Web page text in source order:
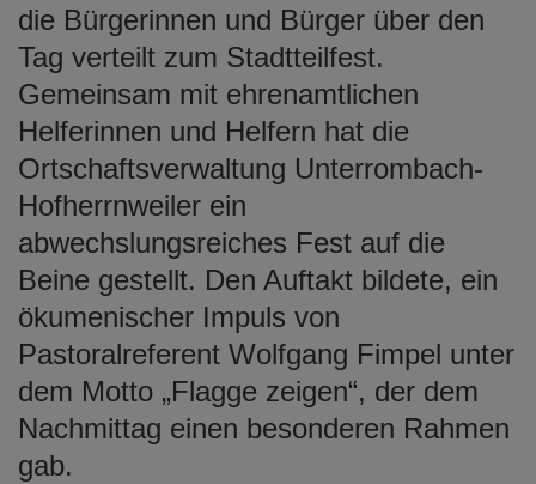
die Bürgerinnen und Bürger über den
Tag verteilt zum Stadtteilfest.
Gemeinsam mit ehrenamtlichen
Helferinnen und Helfern hat die
Ortschaftsverwaltung Unterrombach-
Hofherrnweiler ein
abwechslungsreiches Fest auf die
Beine gestellt. Den Auftakt bildete, ein
ökumenischer Impuls von
Pastoralreferent Wolfgang Fimpel unter
dem Motto „Flagge zeigen“, der dem
Nachmittag einen besonderen Rahmen
gab.